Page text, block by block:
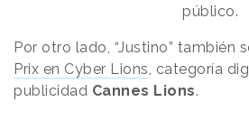
público.
Por otro lado, “Justino” también
Prix en Cyber Lions , categoría
publicidad Cannes Lions.